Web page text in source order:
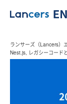
ランサーズ（Lancers）
Nest.js, レガシーコード